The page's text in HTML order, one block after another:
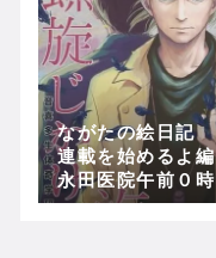
ながたの絵日記
連載を始めるよ編
永田医院午前０時